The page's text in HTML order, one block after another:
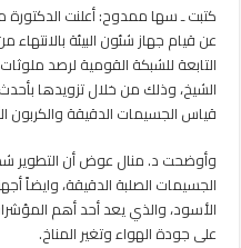
كتبت ـ سها ممدوح: أعلنت الدكتورة
عن قيام جهاز شئون البيئة
التابعة للشبكة القومية لرصد
الشيخ، وذلك من خلال تزويدها
قياس الجسيمات الدقيقة والكربون
وأوضحت د. منال عوض أن التطوير
الجسيمات الصلبة الدقيقة، وايضاً
الأسود، والذي يعد أحد أهم المؤشرات
على جودة الهواء وتغير المناخ.